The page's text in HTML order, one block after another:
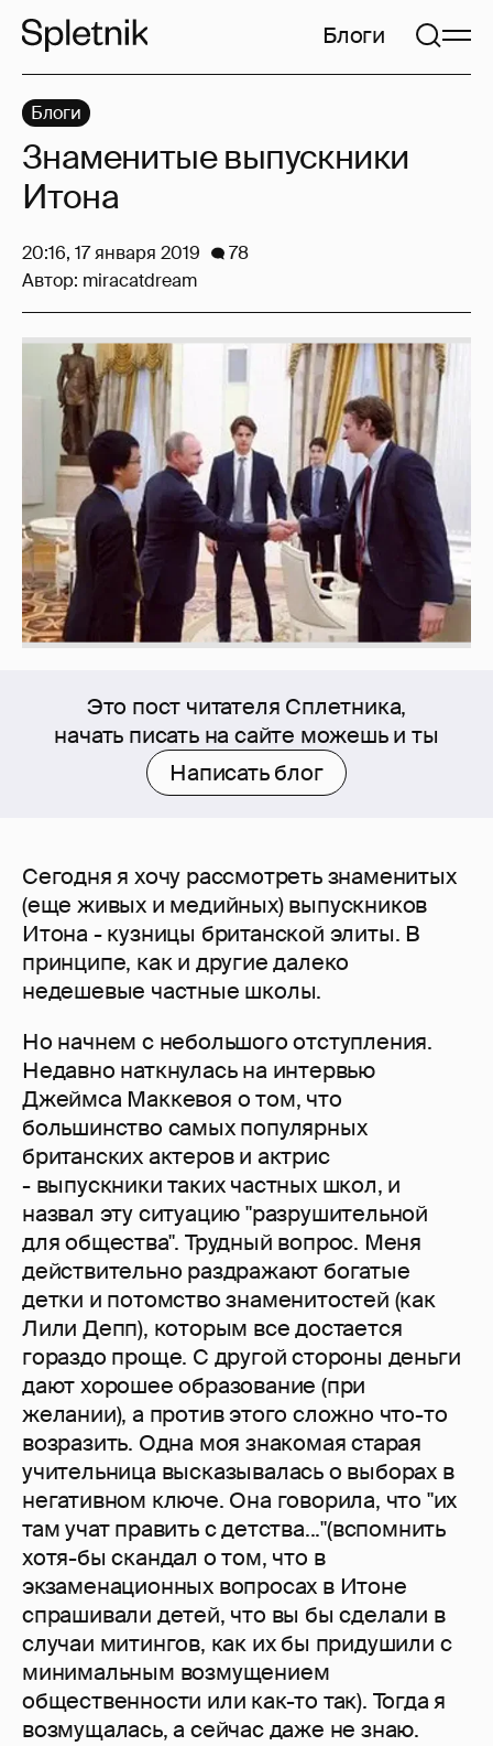
Блоги
Это пост читателя Сплетника,
начать писать на сайте можешь и ты
Написать блог
Сегодня я хочу рассмотреть знаменитых
(еще живых и медийных) выпускников
Итона - кузницы британской элиты. В
принципе, как и другие далеко
недешевые частные школы.
Но начнем с небольшого отступления.
Недавно наткнулась на интервью
Джеймса Маккевоя о том, что
большинство самых популярных
британских актеров и актрис
- выпускники таких частных школ, и
назвал эту ситуацию "разрушительной
для общества". Трудный вопрос. Меня
действительно раздражают богатые
детки и потомство знаменитостей (как
Лили Депп), которым все достается
гораздо проще. С другой стороны деньги
дают хорошее образование (при
желании), а против этого сложно что-то
возразить. Одна моя знакомая старая
учительница высказывалась о выборах в
негативном ключе. Она говорила, что "их
там учат править с детства..."(вспомнить
хотя-бы скандал о том, что в
экзаменационных вопросах в Итоне
спрашивали детей, что вы бы сделали в
случаи митингов, как их бы придушили с
минимальным возмущением
общественности или как-то так). Тогда я
возмущалась, а сейчас даже не знаю.
Блоги
Знаменитые выпускники
Итона
20:16, 17 января 2019
78
Автор: miracatdream